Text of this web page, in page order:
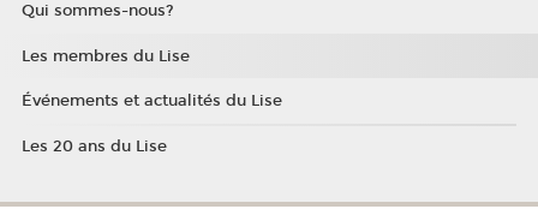
Qui sommes-nous?
Les membres du Lise
Événements et actualités du Lise
Les 20 ans du Lise